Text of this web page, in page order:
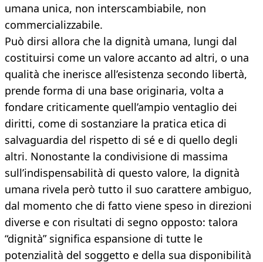
umana unica, non interscambiabile, non
commercializzabile.
Può dirsi allora che la dignità umana, lungi dal
costituirsi come un valore accanto ad altri, o una
qualità che inerisce all’esistenza secondo libertà,
prende forma di una base originaria, volta a
fondare criticamente quell’ampio ventaglio dei
diritti, come di sostanziare la pratica etica di
salvaguardia del rispetto di sé e di quello degli
altri. Nonostante la condivisione di massima
sull’indispensabilità di questo valore, la dignità
umana rivela però tutto il suo carattere ambiguo,
dal momento che di fatto viene speso in direzioni
diverse e con risultati di segno opposto: talora
“dignità” significa espansione di tutte le
potenzialità del soggetto e della sua disponibilità